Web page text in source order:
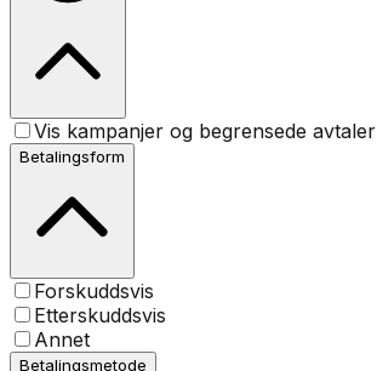
Vis kampanjer og begrensede avtaler
Betalingsform
Forskuddsvis
Etterskuddsvis
Annet
Betalingsmetode